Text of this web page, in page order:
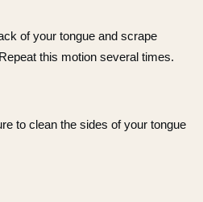
of your tongue and scrape
this motion several times.
to clean the sides of your tongue